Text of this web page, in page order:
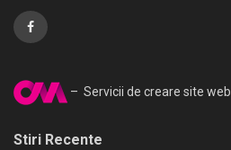
– Servicii de creare site web
Stiri Recente